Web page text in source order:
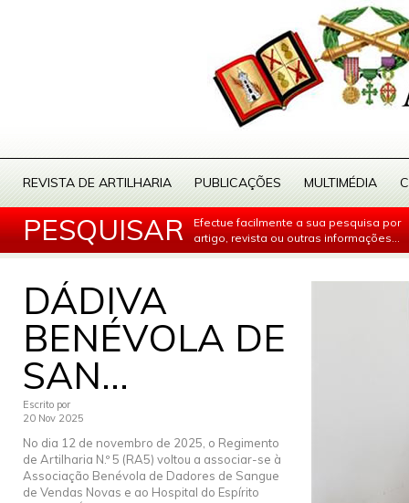
REVISTA DE ARTILHARIA PUBLICAÇÕES MULTIMÉDIA
PESQUISAR
Efectue facilmente a sua pesquisa por
artigo, revista ou outras informações...
DÁDIVA
BENÉVOLA DE
SAN...
Escrito por
20 Nov 2025
No dia 12 de novembro de 2025, o Regimento
de Artilharia N.º 5 (RA5) voltou a associar-se à
Associação Benévola de Dadores de Sangue
de Vendas Novas e ao Hospital do Espírito